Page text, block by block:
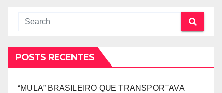
POSTS RECENTES
“MULA” BRASILEIRO QUE TRANSPORTAVA